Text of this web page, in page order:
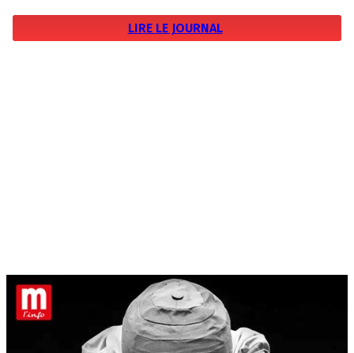
LIRE LE JOURNAL